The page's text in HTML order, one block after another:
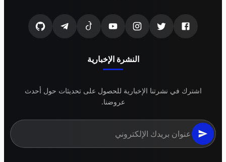
النشرة الإخبارية
اشترك في نشرتنا الإخبارية للحصول على تحديثات حول أحدث
عروضنا.